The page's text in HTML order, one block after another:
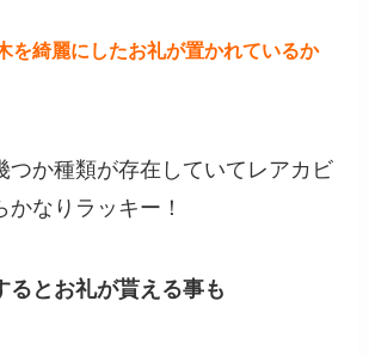
を綺麗にしたお礼が置かれているか
つか種類が存在していてレアカビ
かなりラッキー！
るとお礼が貰える事も